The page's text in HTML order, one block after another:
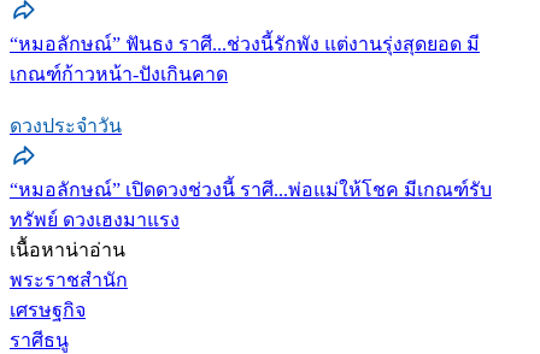
“หมอลักษณ์” ฟันธง ราศี...ช่วงนี้รักพัง แต่งานรุ่งสุดยอด มี
เกณฑ์ก้าวหน้า-ปังเกินคาด
ดวงประจำวัน
“หมอลักษณ์” เปิดดวงช่วงนี้ ราศี...พ่อแม่ให้โชค มีเกณฑ์รับ
ทรัพย์ ดวงเฮงมาแรง
เนื้อหาน่าอ่าน
พระราชสำนัก
เศรษฐกิจ
ราศีธนู